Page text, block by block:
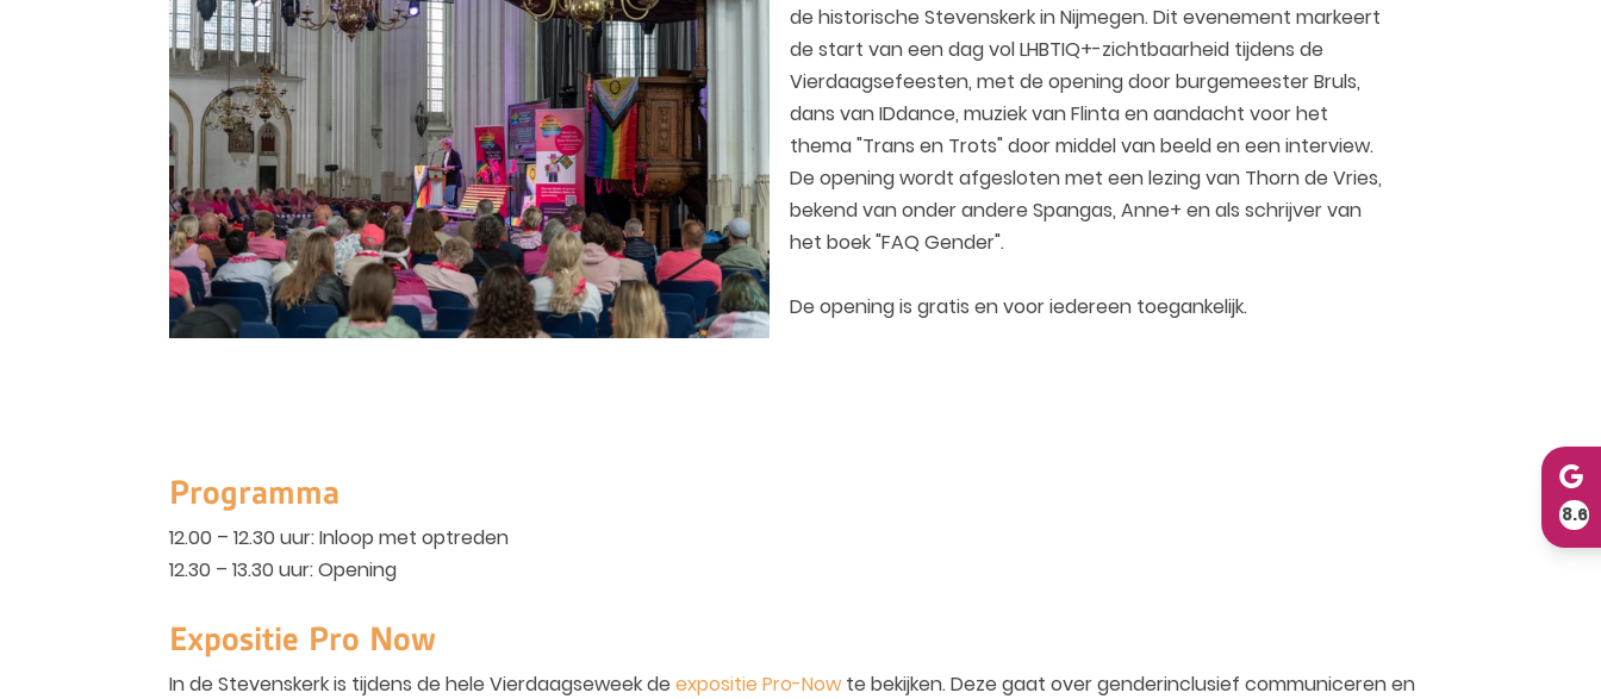
de historische Stevenskerk in Nijmegen. Dit evenement markeert
de start van een dag vol LHBTIQ+-zichtbaarheid tijdens de
Vierdaagsefeesten, met de opening door burgemeester Bruls,
dans van IDdance, muziek van Flinta en aandacht voor het
thema "Trans en Trots" door middel van beeld en een interview.
De opening wordt afgesloten met een lezing van Thorn de Vries,
bekend van onder andere Spangas, Anne+ en als schrijver van
het boek "FAQ Gender".
De opening is gratis en voor iedereen toegankelijk.
Programma
12.00 – 12.30 uur: Inloop met optreden
12.30 – 13.30 uur: Opening
Expositie Pro Now
In de Stevenskerk is tijdens de hele Vierdaagseweek de expositie Pro-Now te bekijken. Deze gaat over genderinclusief communiceren en
8.6